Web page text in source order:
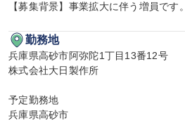
【募集背景】事業拡大に伴う増員です。
勤務地
兵庫県高砂市阿弥陀1丁目13番12号
株式会社大日製作所
予定勤務地
兵庫県高砂市